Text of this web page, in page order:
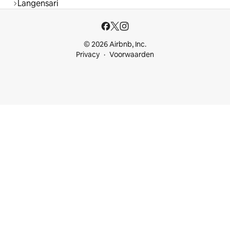
Langensari
© 2026 Airbnb, Inc.
Privacy
Voorwaarden